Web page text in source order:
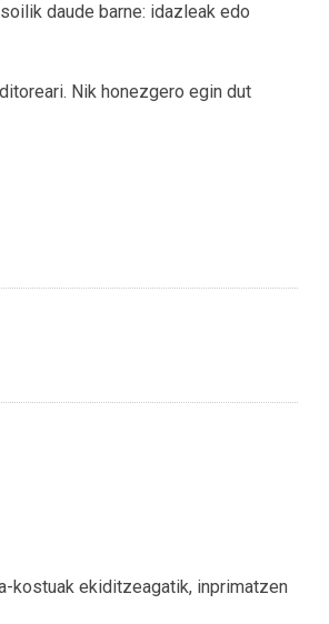
daude barne: idazleak edo
Nik honezgero egin dut
kostuak ekiditzeagatik, inprimatzen